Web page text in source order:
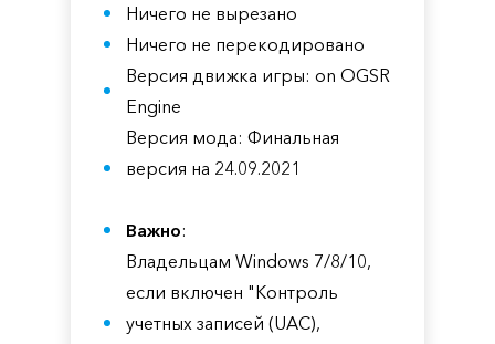
Ничего не вырезано
Ничего не перекодировано
Версия движка игры: on OGSR
Engine
Версия мода: Финальная
версия на 24.09.2021
Важно:
Владельцам Windows 7/8/10,
если включен "Контроль
учетных записей (UAC),